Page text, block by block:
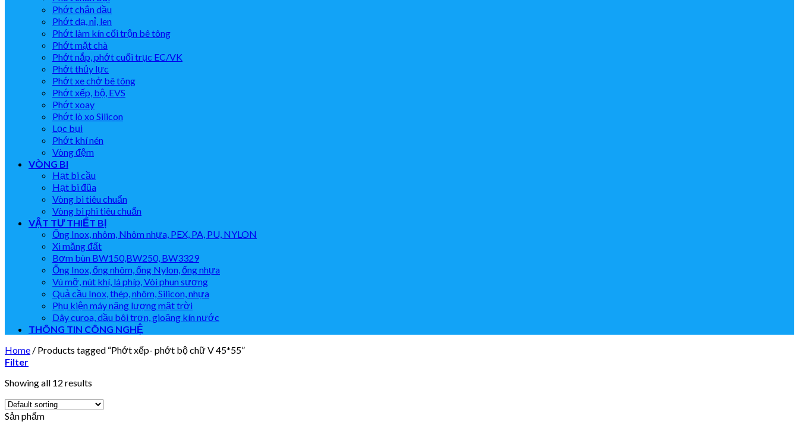
Phớt chắn dầu
Phớt dạ, nỉ, len
Phớt làm kín cối trộn bê tông
Phớt mặt chà
Phớt nắp, phớt cuối trục EC/VK
Phớt thủy lực
Phớt xe chở bê tông
Phớt xếp, bộ, EVS
Phớt xoay
Phớt lò xo Silicon
Lọc bụi
Phớt khí nén
Vòng đệm
VÒNG BI
Hạt bi cầu
Hạt bi đũa
Vòng bi tiêu chuẩn
Vòng bi phi tiêu chuẩn
VẬT TƯ THIẾT BỊ
Ống Inox, nhôm, Nhôm nhựa, PEX, PA, PU, NYLON
Xi măng đất
Bơm bùn BW150,BW250, BW3329
Ống Inox, ống nhôm, ống Nylon, ống nhựa
Vú mỡ, nút khí, lá phíp, Vòi phun sương
Quả cầu Inox, thép, nhôm, Silicon, nhựa
Phụ kiện máy năng lượng mặt trời
Dây curoa, dầu bôi trơn, gioăng kín nước
THÔNG TIN CÔNG NGHỆ
Home / Products tagged “Phớt xếp- phớt bộ chữ V 45*55”
Filter
Showing all 12 results
Sản phẩm